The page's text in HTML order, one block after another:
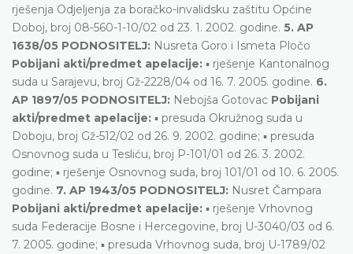
rješenja Odjeljenja za boračko-invalidsku zaštitu Općine
Doboj, broj 08-560-1-10/02 od 23. 1. 2002. godine. 5. AP
1638/05 PODNOSITELJ: Nusreta Goro i Ismeta Pločo
Pobijani akti/predmet apelacije: ▪ rješenje Kantonalnog
suda u Sarajevu, broj Gž-2228/04 od 16. 7. 2005. godine. 6.
AP 1897/05 PODNOSITELJ: Nebojša Gotovac Pobijani
akti/predmet apelacije: ▪ presuda Okružnog suda u
Doboju, broj Gž-512/02 od 26. 9. 2002. godine; ▪ presuda
Osnovnog suda u Tesliću, broj P-101/01 od 26. 3. 2002.
godine; ▪ rješenje Osnovnog suda, broj 101/01 od 10. 6. 2005.
godine. 7. AP 1943/05 PODNOSITELJ: Nusret Čampara
Pobijani akti/predmet apelacije: ▪ rješenje Vrhovnog
suda Federacije Bosne i Hercegovine, broj U-3040/03 od 6.
7. 2005. godine; ▪ presuda Vrhovnog suda, broj U-1789/02